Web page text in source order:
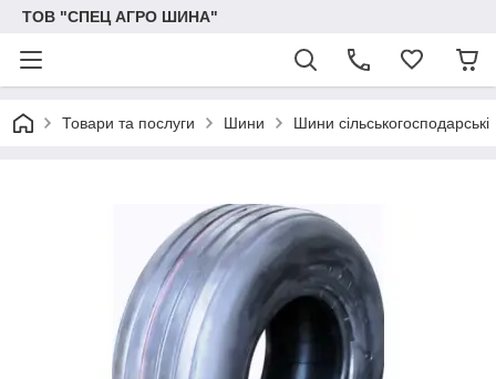
ТОВ "СПЕЦ АГРО ШИНА"
Товари та послуги Шини Шини сільськогосподарські